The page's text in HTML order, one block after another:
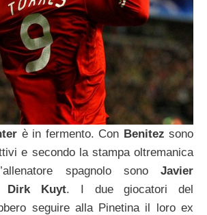
è in fermento. Con Benitez sono
e secondo la stampa oltremanica
spagnolo sono Javier
Dirk Kuyt. I due giocatori del
seguire alla Pinetina il loro ex